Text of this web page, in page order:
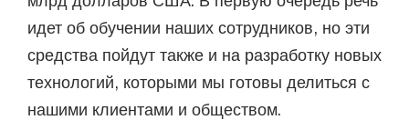
идет об обучении наших сотрудников, но эти
средства пойдут также и на разработку новых
технологий, которыми мы готовы делиться с
нашими клиентами и обществом.